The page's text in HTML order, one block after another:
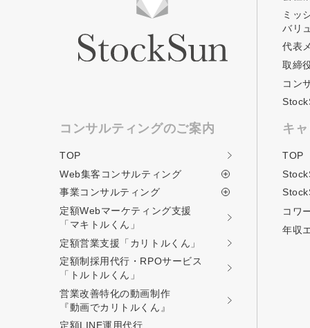
ミッ
バリ
代表
取締
コン
コンサルティングのご案内
TOP
Web集客コンサルティング
事業コンサルティング
定額Webマーケティング支援
「マキトルくん」
定額営業支援 「カリトルくん」
定額制採用代行・RPOサービス
「トルトルくん」
営業改善特化の動画制作
『動画でカリトルくん』
定額LINE運用代行
キ
TOP
コワ
年収